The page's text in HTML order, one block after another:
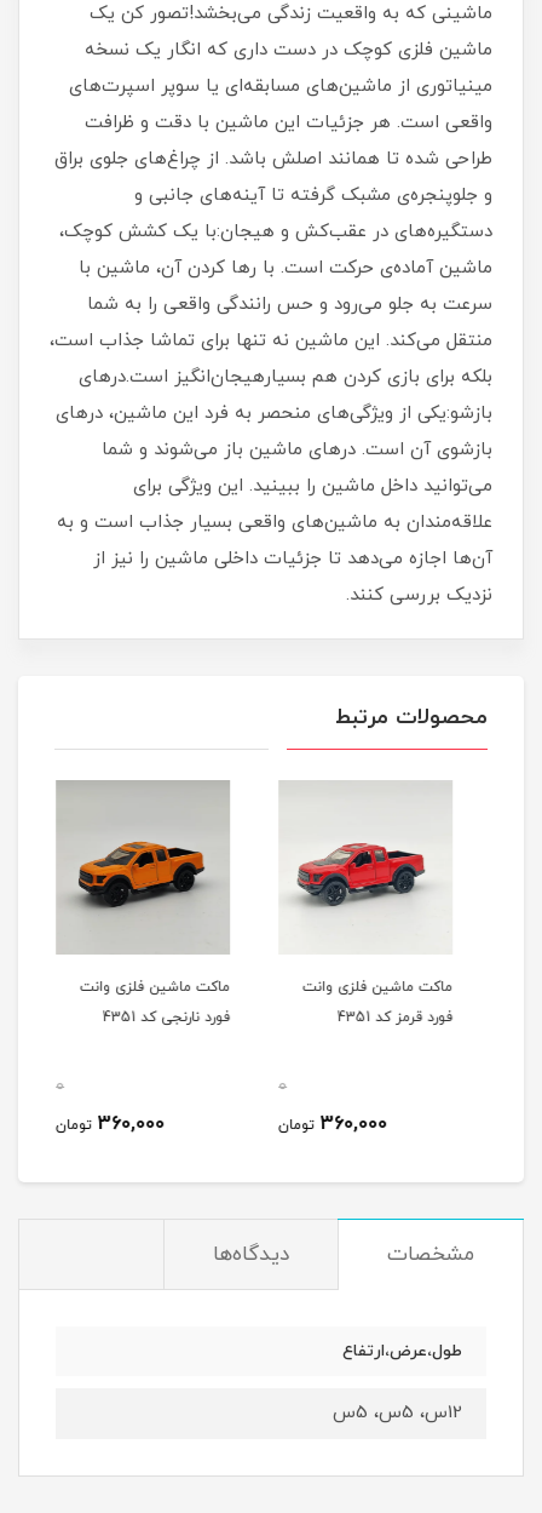
ماشینی که به واقعیت زندگی می‌بخشد!تصور کن یک
ماشین فلزی کوچک در دست داری که انگار یک نسخه
مینیاتوری از ماشین‌های مسابقه‌ای یا سوپر اسپرت‌های
واقعی است. هر جزئیات این ماشین با دقت و ظرافت
طراحی شده تا همانند اصلش باشد. از چراغ‌های جلوی براق
و جلوپنجره‌ی مشبک گرفته تا آینه‌های جانبی و
دستگیره‌های در عقب‌کش و هیجان:با یک کشش کوچک،
ماشین آماده‌ی حرکت است. با رها کردن آن، ماشین با
سرعت به جلو می‌رود و حس رانندگی واقعی را به شما
منتقل می‌کند. این ماشین نه تنها برای تماشا جذاب است،
بلکه برای بازی کردن هم بسیارهیجان‌انگیز است.درهای
بازشو:یکی از ویژگی‌های منحصر به فرد این ماشین، درهای
بازشوی آن است. درهای ماشین باز می‌شوند و شما
می‌توانید داخل ماشین را ببینید. این ویژگی برای
علاقه‌مندان به ماشین‌های واقعی بسیار جذاب است و به
آن‌ها اجازه می‌دهد تا جزئیات داخلی ماشین را نیز از
نزدیک بررسی کنند.
محصولات مرتبط
ماکت ماشین فلزی وانت
فورد قرمز کد 4351
360,000 تومان
ماکت ماشین فلزی وانت
فورد نارنجی کد 4351
360,000 تومان
مشخصات دیدگاه‌ها
طول،عرض،ارتفاع
12س، 5س، 5س